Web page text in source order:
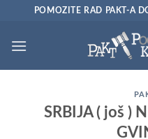
Preskoči
sadržaj
POMOZITE RAD PAKT-A
SRBIJA ( još )